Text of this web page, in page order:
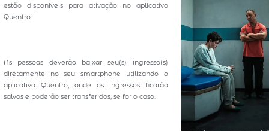
estão disponíveis para ativação no aplicativo
Quentro
As pessoas deverão baixar seu(s) ingresso(s)
diretamente no seu smartphone utilizando o
aplicativo Quentro, onde os ingressos ficarão
salvos e poderão ser transferidos, se for o caso.